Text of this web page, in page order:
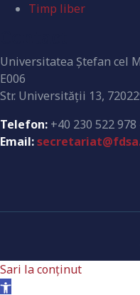
Timp liber
Universitatea Ştefan cel
E006
Str. Universităţii 13,
Telefon: +40 230 522
Email:
Sari la conținut
Deschide bara de unelte